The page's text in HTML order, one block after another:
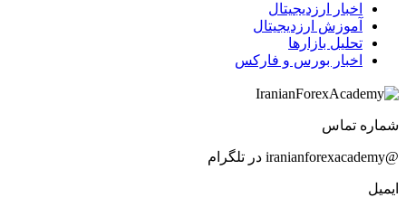
اخبار ارزدیجیتال
آموزش ارزدیجیتال
تحلیل بازارها
اخبار بورس و فارکس
شماره تماس
@iranianforexacademy در تلگرام
ایمیل